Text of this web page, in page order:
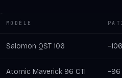
MODÈLE
Salomon QST 106 ~106
Atomic Maverick 96 CTI ~96